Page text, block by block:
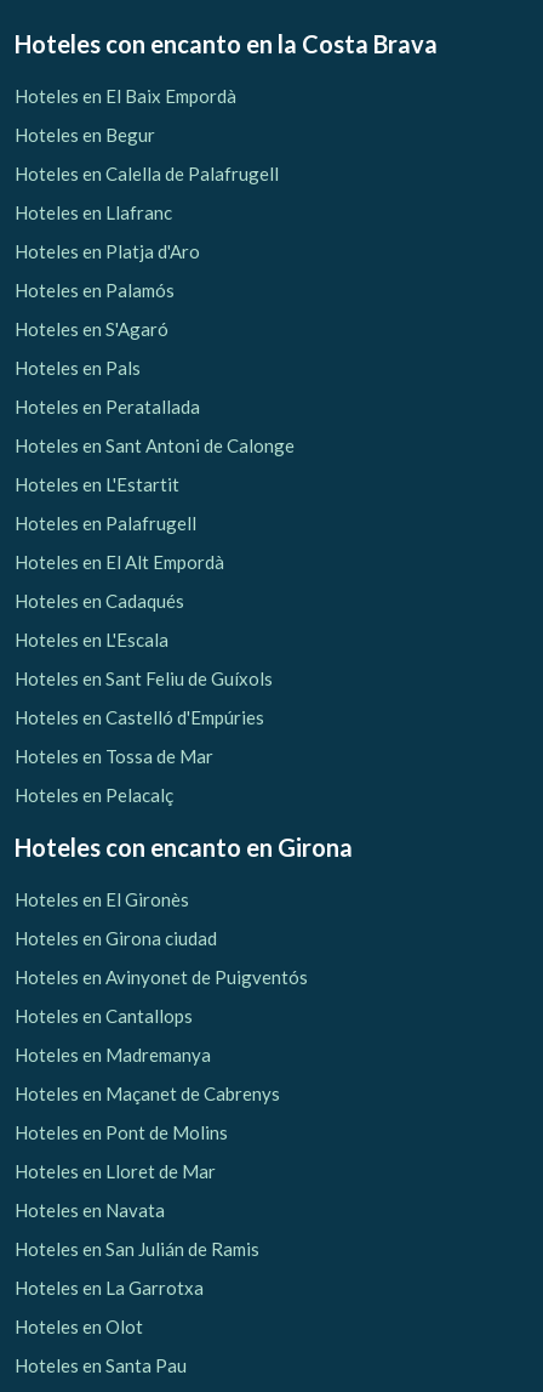
Hoteles con encanto en la Costa Brava
Hoteles en El Baix Empordà
Hoteles en Begur
Hoteles en Calella de Palafrugell
Hoteles en Llafranc
Hoteles en Platja d'Aro
Hoteles en Palamós
Hoteles en S'Agaró
Hoteles en Pals
Hoteles en Peratallada
Hoteles en Sant Antoni de Calonge
Hoteles en L'Estartit
Hoteles en Palafrugell
Hoteles en El Alt Empordà
Hoteles en Cadaqués
Hoteles en L'Escala
Hoteles en Sant Feliu de Guíxols
Hoteles en Castelló d'Empúries
Hoteles en Tossa de Mar
Hoteles en Pelacalç
Hoteles con encanto en Girona
Hoteles en El Gironès
Hoteles en Girona ciudad
Hoteles en Avinyonet de Puigventós
Hoteles en Cantallops
Hoteles en Madremanya
Hoteles en Maçanet de Cabrenys
Hoteles en Pont de Molins
Hoteles en Lloret de Mar
Hoteles en Navata
Hoteles en San Julián de Ramis
Hoteles en La Garrotxa
Hoteles en Olot
Hoteles en Santa Pau